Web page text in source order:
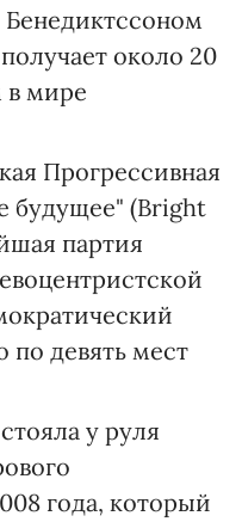
Бенедиктссоном
около 20
в мире
Прогрессивная
будущее" (Bright
партия
по девять мест
у руля
года, который